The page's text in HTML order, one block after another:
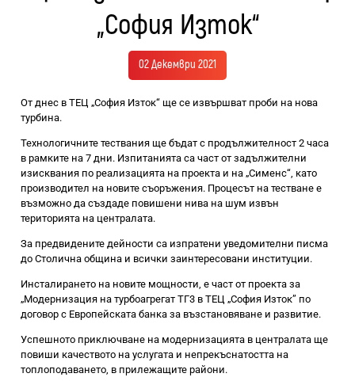
„София Изток“
02 Декември 2021
От днес в ТЕЦ „София Изток“ ще се извършват проби на нова
турбина.
Технологичните тествания ще бъдат с продължителност 2 часа
в рамките на 7 дни. Изпитанията са част от задължителни
изисквания по реализацията на проекта и на „Сименс“, като
производител на новите съоръжения. Процесът на тестване е
възможно да създаде повишени нива на шум извън
територията на централата.
За предвидените дейности са изпратени уведомителни писма
до Столична община и всички заинтересовани институции.
Инсталирането на новите мощности, е част от проекта за
„Модернизация на турбоагрегат ТГ3 в ТЕЦ „София Изток” по
договор с Европейската банка за възстановяване и развитие.
Успешното приключване на модернизацията в централата ще
повиши качеството на услугата и непрекъснатостта на
топлоподаването, в прилежащите райони.